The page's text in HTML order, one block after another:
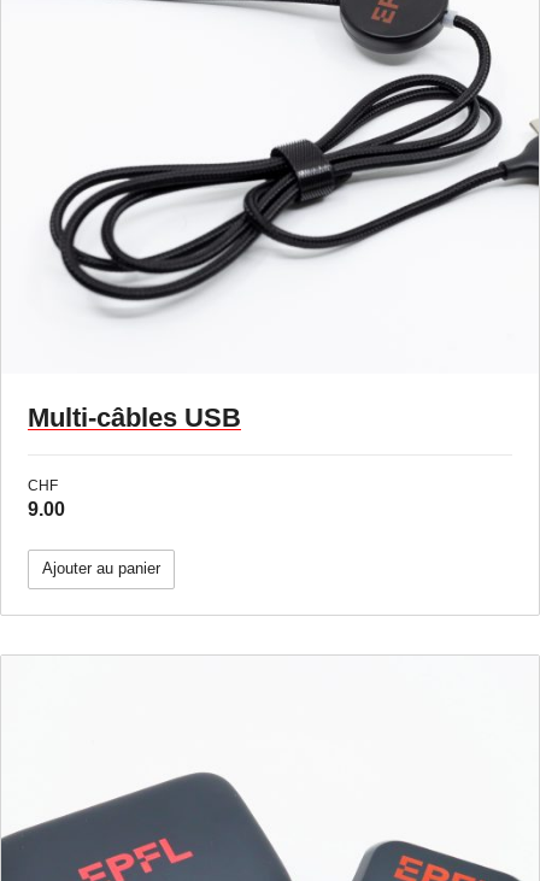
Multi-câbles USB
CHF
9.00
Ajouter au panier